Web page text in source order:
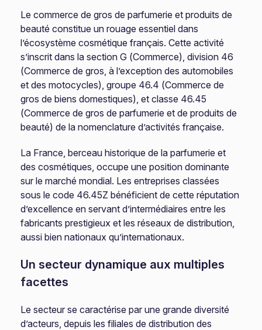
Le commerce de gros de parfumerie et produits de
beauté constitue un rouage essentiel dans
l’écosystème cosmétique français. Cette activité
s’inscrit dans la section G (Commerce), division 46
(Commerce de gros, à l’exception des automobiles
et des motocycles), groupe 46.4 (Commerce de
gros de biens domestiques), et classe 46.45
(Commerce de gros de parfumerie et de produits de
beauté) de la nomenclature d’activités française.
La France, berceau historique de la parfumerie et
des cosmétiques, occupe une position dominante
sur le marché mondial. Les entreprises classées
sous le code 46.45Z bénéficient de cette réputation
d’excellence en servant d’intermédiaires entre les
fabricants prestigieux et les réseaux de distribution,
aussi bien nationaux qu’internationaux.
Un secteur dynamique aux multiples
facettes
Le secteur se caractérise par une grande diversité
d’acteurs, depuis les filiales de distribution des